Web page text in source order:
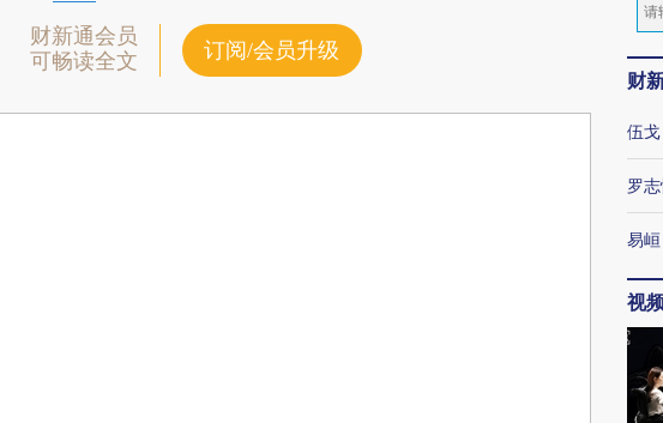
财新通会员
可畅读全文
订阅/会员升级
财
伍戈
罗
易峘
视